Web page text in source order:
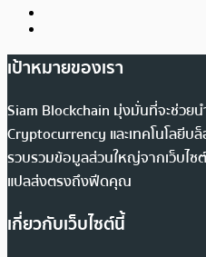
เป้าหมายของเรา
Siam Blockchain มุ่งมั่นที่จะช่วย
Cryptocurrency และเทคโนโลยีบ
รวบรวมข้อมูลส่วนใหญ่จากเว็บไซ
แปลส่งตรงถึงฟีดคุณ
เกี่ยวกับเว็บไซต์นี้